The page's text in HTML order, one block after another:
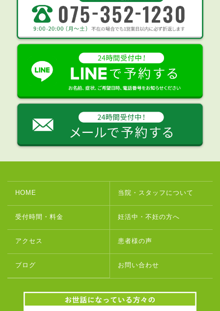
HOME 当院・スタッフについて
受付時間・料金 妊活中・不妊の方へ
アクセス 患者様の声
ブログ お問い合わせ